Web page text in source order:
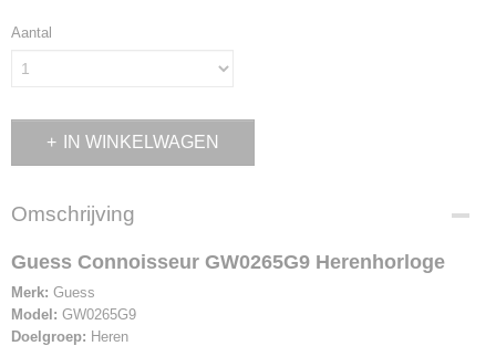
Aantal
IN WINKELWAGEN
Omschrijving
Guess Connoisseur GW0265G9 Herenhorloge
Merk: Guess
Model: GW0265G9
Doelgroep: Heren